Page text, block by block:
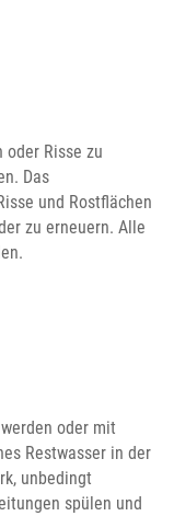
oder Risse zu
Das
und Rostflächen
zu erneuern. Alle
oder mit
Restwasser in der
unbedingt
spülen und